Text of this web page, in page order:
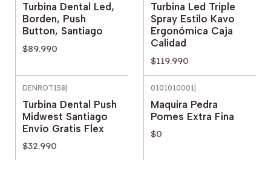
Turbina Dental Led,
Borden, Push
Button, Santiago
$89.990
Turbina Led Triple
Spray Estilo Kavo
Ergonómica Caja
Calidad
$119.990
DENROT158|
Turbina Dental Push
Midwest Santiago
Envío Gratis Flex
$32.990
0101010001|
Maquira Pedra
Pomes Extra Fina
$0